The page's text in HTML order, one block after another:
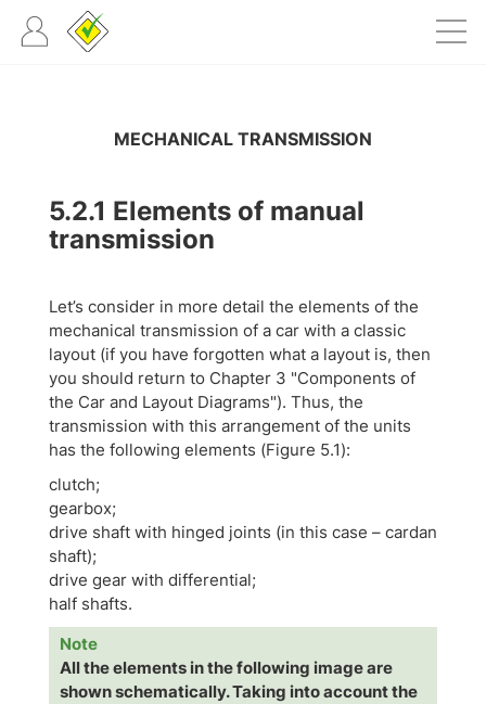
MECHANICAL TRANSMISSION
5.2.1 Elements of manual
transmission
Let’s consider in more detail the elements of the
mechanical transmission of a car with a classic
layout (if you have forgotten what a layout is, then
you should return to Chapter 3 "Components of
the Car and Layout Diagrams"). Thus, the
transmission with this arrangement of the units
has the following elements (Figure 5.1):
clutch;
gearbox;
drive shaft with hinged joints (in this case – cardan
shaft);
drive gear with differential;
half shafts.
Note
All the elements in the following image are
shown schematically. Taking into account the